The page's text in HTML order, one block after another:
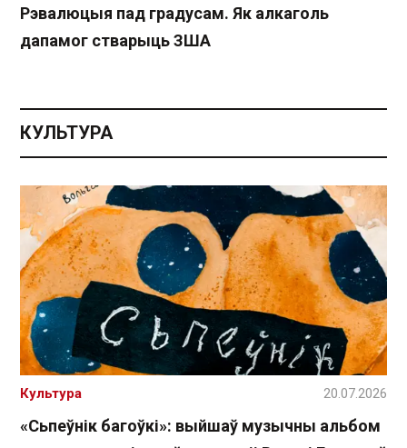
Рэвалюцыя пад градусам. Як алкаголь
дапамог стварыць ЗША
КУЛЬТУРА
«Сьпеўнік багоўкі»: выйшаў музычны альбом
Культура 20.07.2026